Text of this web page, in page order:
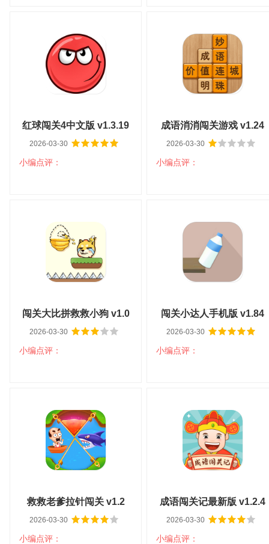
大小：42.7M
平台：安卓
分类：益智解谜
语言：中文
查看详情
大小：33.1M
平台：安卓
分类：益智解谜
语言：中文
查看详情
红球闯关4中文版 v1.3.19
2026-03-30
小编点评：
大小：56.3M
分类：益智解谜
语言：中文
查看详情
成语消消闯关游戏 v1.24
2026-03-30
小编点评：
大小：67.0M
平台：安卓
分类：益智解谜
语言：中文
查看详情
闯关大比拼救救小狗 v1.0
2026-03-30
小编点评：
大小：44.1M
平台：安卓
分类：益智解谜
语言：中文
查看详情
闯关小达人手机版 v1.84
2026-03-30
小编点评：
大小：87.6M
平台：安卓
分类：益智解谜
语言：中文
查看详情
救救老爹拉针闯关 v1.2
2026-03-30
小编点评：
成语闯关记最新版 v1.2.4
2026-03-30
小编点评：